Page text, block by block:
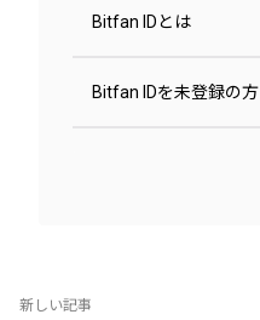
Bitfan IDとは
Bitfan IDを未登録の方
新しい記事